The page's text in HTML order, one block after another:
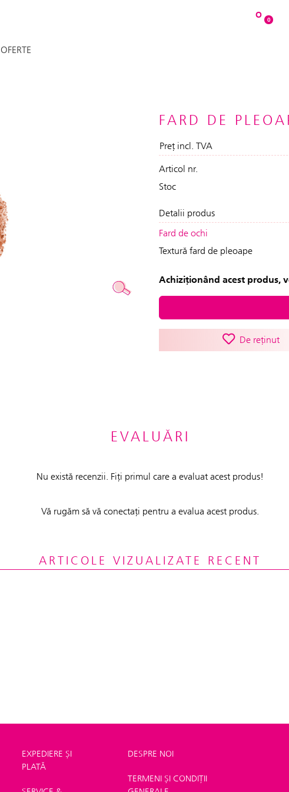
O 0
OFERTE
FARD DE
Preț incl. TVA
Articol nr.
Stoc
Detalii produs
Fard de ochi
Textură fard de pleoape
Achiziționând acest produs,
De reținut
EVALUĂRI
Nu există recenzii. Fiți primul care a evaluat acest produs!
Vă rugăm să vă conectați pentru a evalua acest produs.
ARTICOLE VIZUALIZATE RECENT
EXPEDIERE ȘI
PLATĂ
DESPRE NOI
TERMENI ȘI CONDIȚII